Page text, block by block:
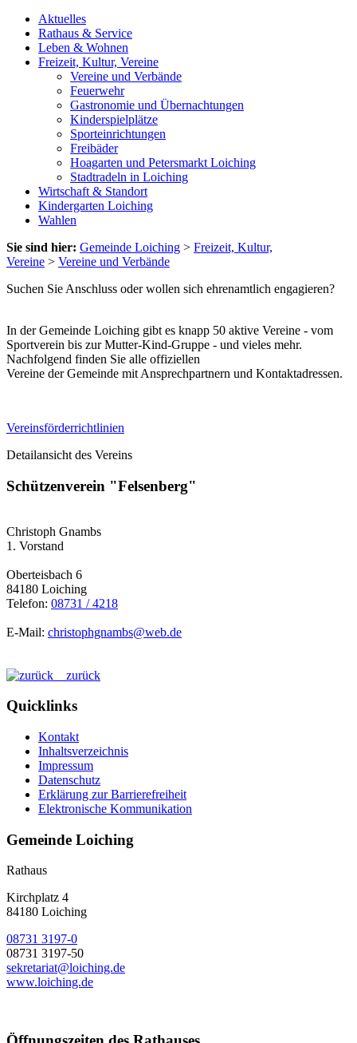
Aktuelles
Rathaus & Service
Leben & Wohnen
Freizeit, Kultur, Vereine
Vereine und Verbände
Feuerwehr
Gastronomie und Übernachtungen
Kinderspielplätze
Sporteinrichtungen
Freibäder
Hoagarten und Petersmarkt Loiching
Stadtradeln in Loiching
Wirtschaft & Standort
Kindergarten Loiching
Wahlen
Sie sind hier: Gemeinde Loiching > Freizeit, Kultur,
Vereine > Vereine und Verbände
Suchen Sie Anschluss oder wollen sich ehrenamtlich engagieren?
In der Gemeinde Loiching gibt es knapp 50 aktive Vereine - vom
Sportverein bis zur Mutter-Kind-Gruppe - und vieles mehr.
Nachfolgend finden Sie alle offiziellen
Vereine der Gemeinde mit Ansprechpartnern und Kontaktadressen.
Vereinsförderrichtlinien
Detailansicht des Vereins
Schützenverein "Felsenberg"
Christoph Gnambs
1. Vorstand
Oberteisbach 6
84180 Loiching
Telefon: 08731 / 4218
E-Mail: christophgnambs@web.de
zurück
Quicklinks
Kontakt
Inhaltsverzeichnis
Impressum
Datenschutz
Erklärung zur Barrierefreiheit
Elektronische Kommunikation
Gemeinde Loiching
Rathaus
Kirchplatz 4
84180 Loiching
08731 3197-0
08731 3197-50
sekretariat@loiching.de
www.loiching.de